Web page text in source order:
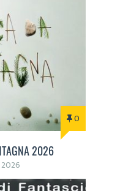
0
2026